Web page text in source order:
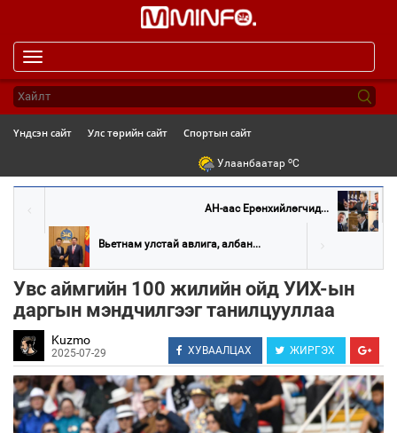
navigation
Үндсэн сайт Улс төрийн сайт Спортын сайт
Улаанбаатар oC
АН-аас Ерөнхийлөгчид...
Вьетнам улстай авлига, албан...
Увс аймгийн 100 жилийн ойд УИХ-ын
даргын мэндчилгээг танилцууллаа
Kuzmo
2025-07-29 ХУВААЛЦАХ ЖИРГЭХ